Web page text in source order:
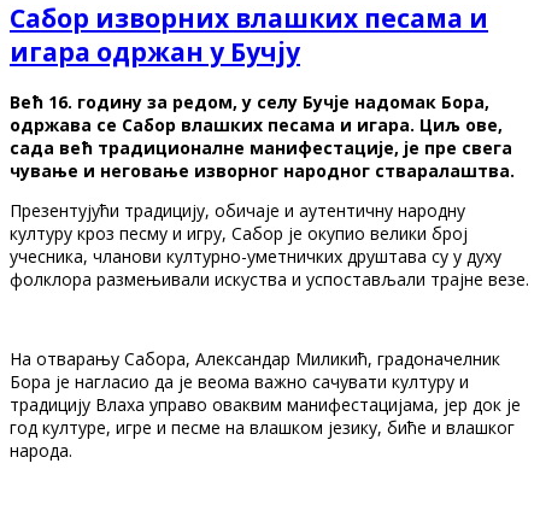
Сабор изворних влашких песама и
игара одржан у Бучју
Већ 16. годину за редом, у селу Бучје надомак Бора,
одржaва се Сабор влашких песама и игара. Циљ ове,
сада већ традиционалне манифестације, је пре свега
чување и неговање изворног народног стваралаштва.
Презентујући традицију, обичаје и аутентичну народну
културу кроз песму и игру, Сабор је окупио велики број
учесника, чланови културно-уметничких друштава су у духу
фолклора размењивали искуства и успостављали трајне везе.
На отварању Сабора, Александар Миликић, градоначелник
Бора је нагласио да је веома важно сачувати културу и
традицију Влаха управо оваквим манифестацијама, јер док је
год културе, игре и песме на влашком језику, биће и влашког
народа.